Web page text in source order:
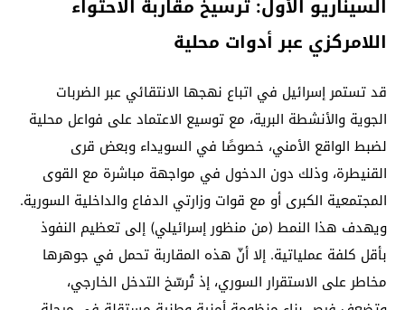
السيناريو الأول: ترسيخ مقاربة الاحتواء
اللامركزي عبر أدوات محلية
قد تستمر إسرائيل في اتباع نهجها الانتقائي عبر الضربات
الجوية والأنشطة البرية، مع توسيع الاعتماد على فواعل محلية
لضبط الواقع الأمني، خصوصًا في السويداء وبعض قرى
القنيطرة، وذلك دون الدخول في مواجهة مباشرة مع القوى
المجتمعية الكبرى أو مع قوات وزارتي الدفاع والداخلية السورية.
ويهدف هذا النمط (من منظور إسرائيلي) إلى تعظيم النفوذ
بأقل كلفة عملياتية. إلا أنّ هذه المقاربة تحمل في جوهرها
مخاطر على الاستقرار السوري، إذ تُرسّخ التدخل الخارجي،